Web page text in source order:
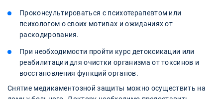
Проконсультироваться с психотерапевтом или
психологом о своих мотивах и ожиданиях от
раскодирования.
При необходимости пройти курс детоксикации или
реабилитации для очистки организма от токсинов и
восстановления функций органов.
Снятие медикаментозной защиты можно осуществить на